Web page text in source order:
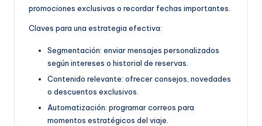
promociones exclusivas o recordar fechas importantes.
Claves para una estrategia efectiva:
Segmentación: enviar mensajes personalizados
según intereses o historial de reservas.
Contenido relevante: ofrecer consejos, novedades
o descuentos exclusivos.
Automatización: programar correos para
momentos estratégicos del viaje.